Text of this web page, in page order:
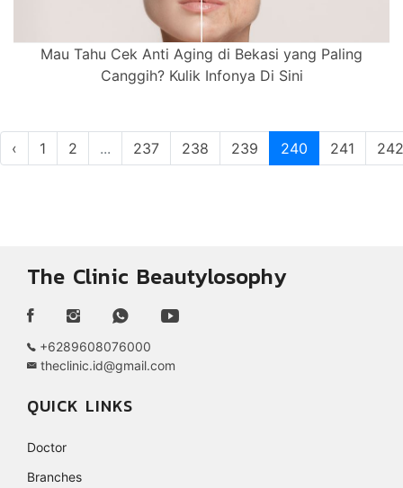
Mau Tahu Cek Anti Aging di Bekasi yang Paling
Canggih? Kulik Infonya Di Sini
‹ 1 2 ... 237 238 239 240 241 242
The Clinic Beautylosophy
+6289608076000
theclinic.id@gmail.com
QUICK LINKS
Doctor
Branches